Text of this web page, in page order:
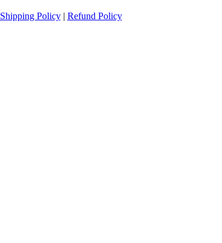
Shipping Policy| Refund Policy